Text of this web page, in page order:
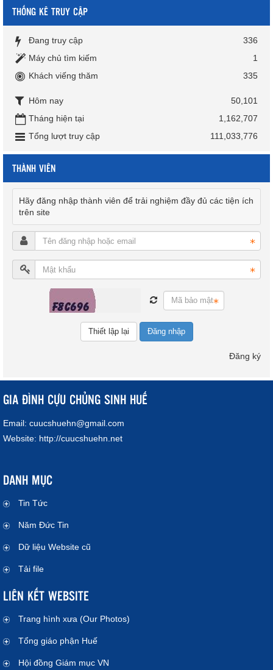
THỐNG KÊ TRUY CẬP
Đang truy cập
336
Máy chủ tìm kiếm
1
Khách viếng thăm
335
Hôm nay
50,101
Tháng hiện tại
1,162,707
Tổng lượt truy cập
111,033,776
THÀNH VIÊN
Hãy đăng nhập thành viên để trải nghiệm đầy đủ các tiện ích
trên site
Đăng nhập
Đăng ký
GIA ĐÌNH CỰU CHỦNG SINH HUẾ
Email: cuucshuehn@gmail.com
Website: http://cuucshuehn.net
DANH MỤC
Tin Tức
Năm Đức Tin
Dữ liệu Website cũ
Tải file
LIÊN KẾT WEBSITE
Trang hình xưa (Our Photos)
Tổng giáo phận Huế
Hội đồng Giám mục VN